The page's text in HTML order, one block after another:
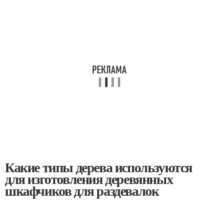
Какие типы дерева используются
для изготовления деревянных
шкафчиков для раздевалок